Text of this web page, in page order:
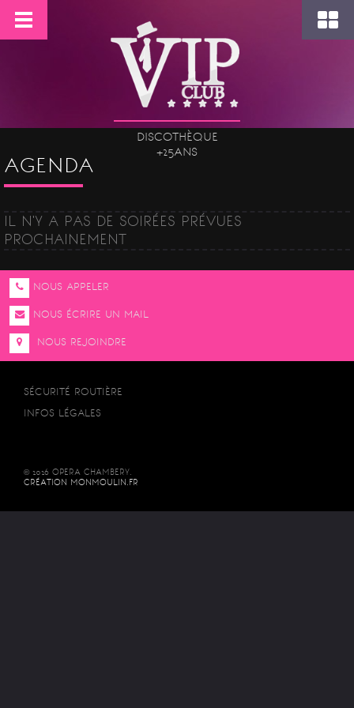
DISCOTHÈQUE
+25ANS
AGENDA
IL N'Y A PAS DE SOIRÉES PRÉVUES
PROCHAINEMENT
NOUS APPELER
NOUS ÉCRIRE UN MAIL
NOUS REJOINDRE
SÉCURITÉ ROUTIÈRE
INFOS LÉGALES
© 2026 OPERA CHAMBERY.
CRÉATION MONMOULIN.FR